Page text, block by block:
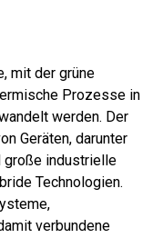
mit der grüne
Prozesse in
werden. Der
Geräten, darunter
große industrielle
Technologien.
verbundene